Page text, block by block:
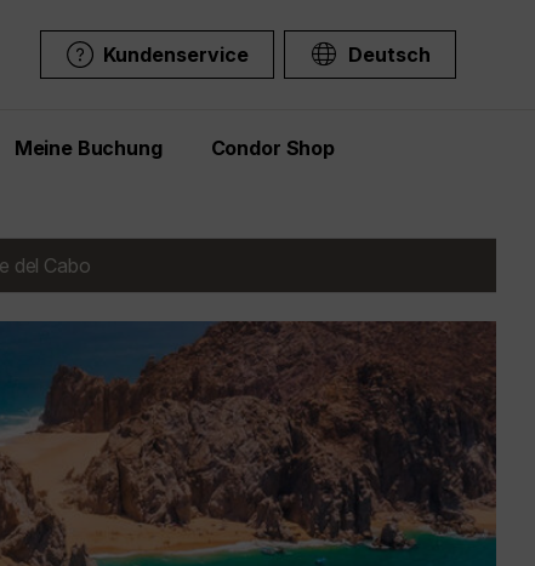
Kundenservice Deutsch
Meine Buchung Condor Shop
del Cabo